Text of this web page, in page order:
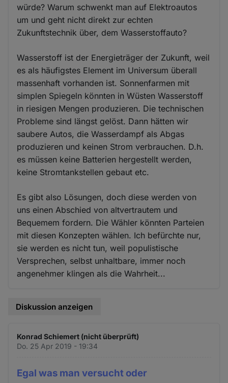
würde? Warum schwenkt man auf Elektroautos
um und geht nicht direkt zur echten
Zukunftstechnik über, dem Wasserstoffauto?
Wasserstoff ist der Energieträger der Zukunft, weil
es als häufigstes Element im Universum überall
massenhaft vorhanden ist. Sonnenfarmen mit
simplen Spiegeln könnten in Wüsten Wasserstoff
in riesigen Mengen produzieren. Die technischen
Probleme sind längst gelöst. Dann hätten wir
saubere Autos, die Wasserdampf als Abgas
produzieren und keinen Strom verbrauchen. D.h.
es müssen keine Batterien hergestellt werden,
keine Stromtankstellen gebaut etc.
Es gibt also Lösungen, doch diese werden von
uns einen Abschied von altvertrautem und
Bequemem fordern. Die Wähler könnten Parteien
mit diesen Konzepten wählen. Ich befürchte nur,
sie werden es nicht tun, weil populistische
Versprechen, selbst unhaltbare, immer noch
angenehmer klingen als die Wahrheit...
Diskussion anzeigen
Konrad Schiemert (nicht überprüft)
Do. 25 Apr 2019 - 19:34
Egal was man versucht oder